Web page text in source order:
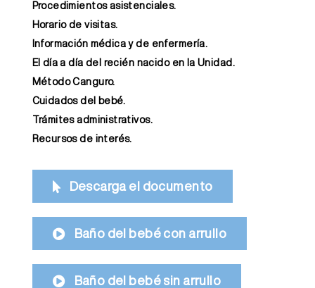
Procedimientos asistenciales.
Horario de visitas.
Información médica y de enfermería.
El día a día del recién nacido en la Unidad.
Método Canguro.
Cuidados del bebé.
Trámites administrativos.
Recursos de interés.
Descarga el documento
Baño del bebé con arrullo
Baño del bebé sin arrullo